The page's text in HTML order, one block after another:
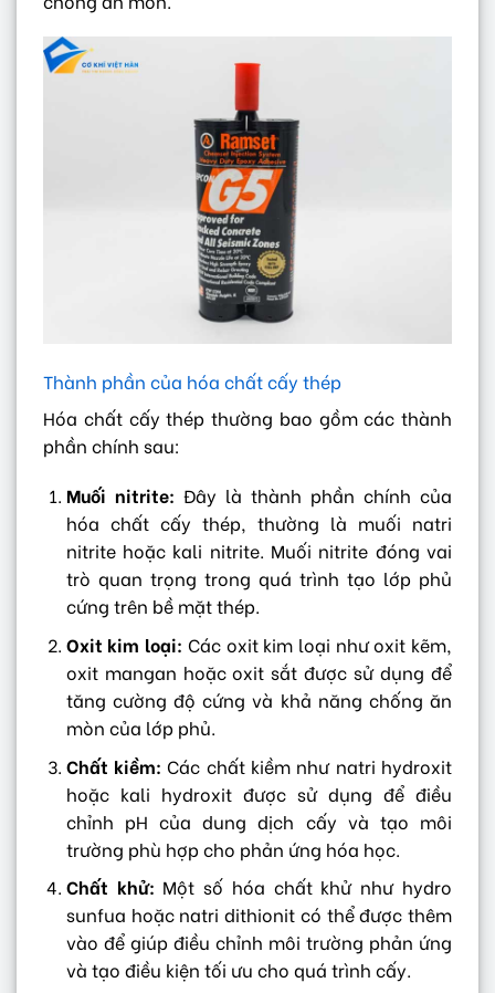
Thành phần của hóa chất cấy thép
Hóa chất cấy thép thường bao gồm các thành
phần chính sau:
Muối nitrite: Đây là thành phần chính của
hóa chất cấy thép, thường là muối natri
nitrite hoặc kali nitrite. Muối nitrite đóng vai
trò quan trọng trong quá trình tạo lớp phủ
cứng trên bề mặt thép.
Oxit kim loại: Các oxit kim loại như oxit kẽm,
oxit mangan hoặc oxit sắt được sử dụng để
tăng cường độ cứng và khả năng chống ăn
mòn của lớp phủ.
Chất kiềm: Các chất kiềm như natri hydroxit
hoặc kali hydroxit được sử dụng để điều
chỉnh pH của dung dịch cấy và tạo môi
trường phù hợp cho phản ứng hóa học.
Chất khử: Một số hóa chất khử như hydro
sunfua hoặc natri dithionit có thể được thêm
vào để giúp điều chỉnh môi trường phản ứng
và tạo điều kiện tối ưu cho quá trình cấy.